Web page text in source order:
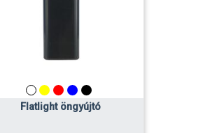
Flatlight öngyújtó